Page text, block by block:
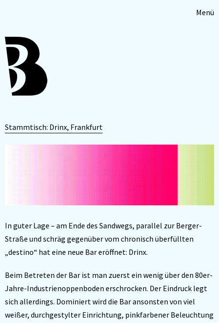
Menü
Stammtisch: Drinx, Frankfurt
In guter Lage – am Ende des Sandwegs, parallel zur Berger-
Straße und schräg gegenüber vom chronisch überfüllten
„destino“ hat eine neue Bar eröffnet: Drinx.
Beim Betreten der Bar ist man zuerst ein wenig über den 80er-
Jahre-Industrienoppenboden erschrocken. Der Eindruck legt
sich allerdings. Dominiert wird die Bar ansonsten von viel
weißer, durchgestylter Einrichtung, pinkfarbener Beleuchtung